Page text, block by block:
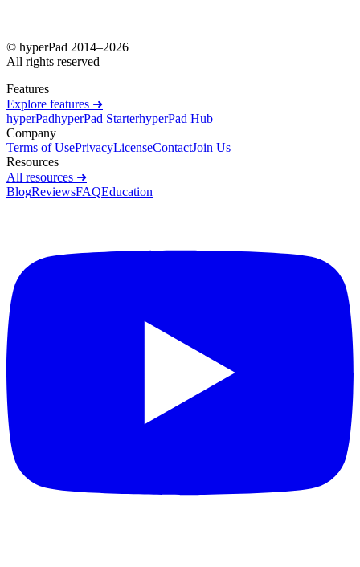
© hyperPad 2014–2026
All rights reserved
Features
Explore features ➜
hyperPadhyperPad StarterhyperPad Hub
Company
Terms of UsePrivacyLicenseContactJoin Us
Resources
All resources ➜
BlogReviewsFAQEducation